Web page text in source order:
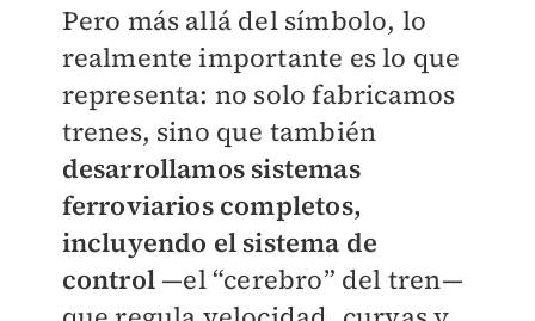
Pero más allá del símbolo, lo
realmente importante es lo que
representa: no solo fabricamos
trenes, sino que también
desarrollamos sistemas
ferroviarios completos,
incluyendo el sistema de
control—el “cerebro” del tren—